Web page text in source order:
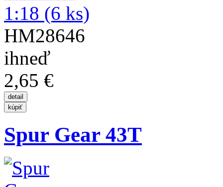
HM28646
ihneď
2,65 €
Spur Gear 43T